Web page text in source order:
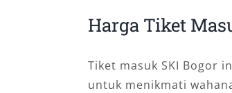
Harga Tiket
Tiket masuk SKI Bogor
untuk menikmati